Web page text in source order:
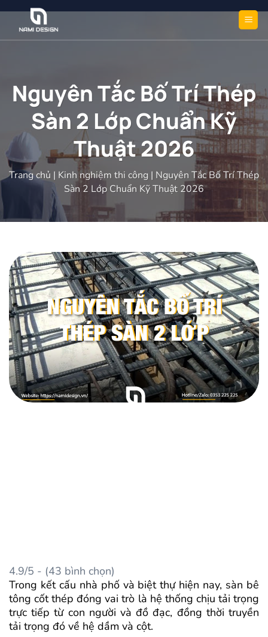
Nguyên Tắc Bố Trí Thép
Sàn 2 Lớp Chuẩn Kỹ
Thuật 2026
Trang chủ | Kinh nghiệm thi công | Nguyên Tắc Bố Trí Thép
Sàn 2 Lớp Chuẩn Kỹ Thuật 2026
4.9/5 - (43 bình chọn)
Trong kết cấu nhà phố và biệt thự hiện nay, sàn bê
tông cốt thép đóng vai trò là hệ thống chịu tải trọng
trực tiếp từ con người và đồ đạc, đồng thời truyền
tải trọng đó về hệ dầm và cột.